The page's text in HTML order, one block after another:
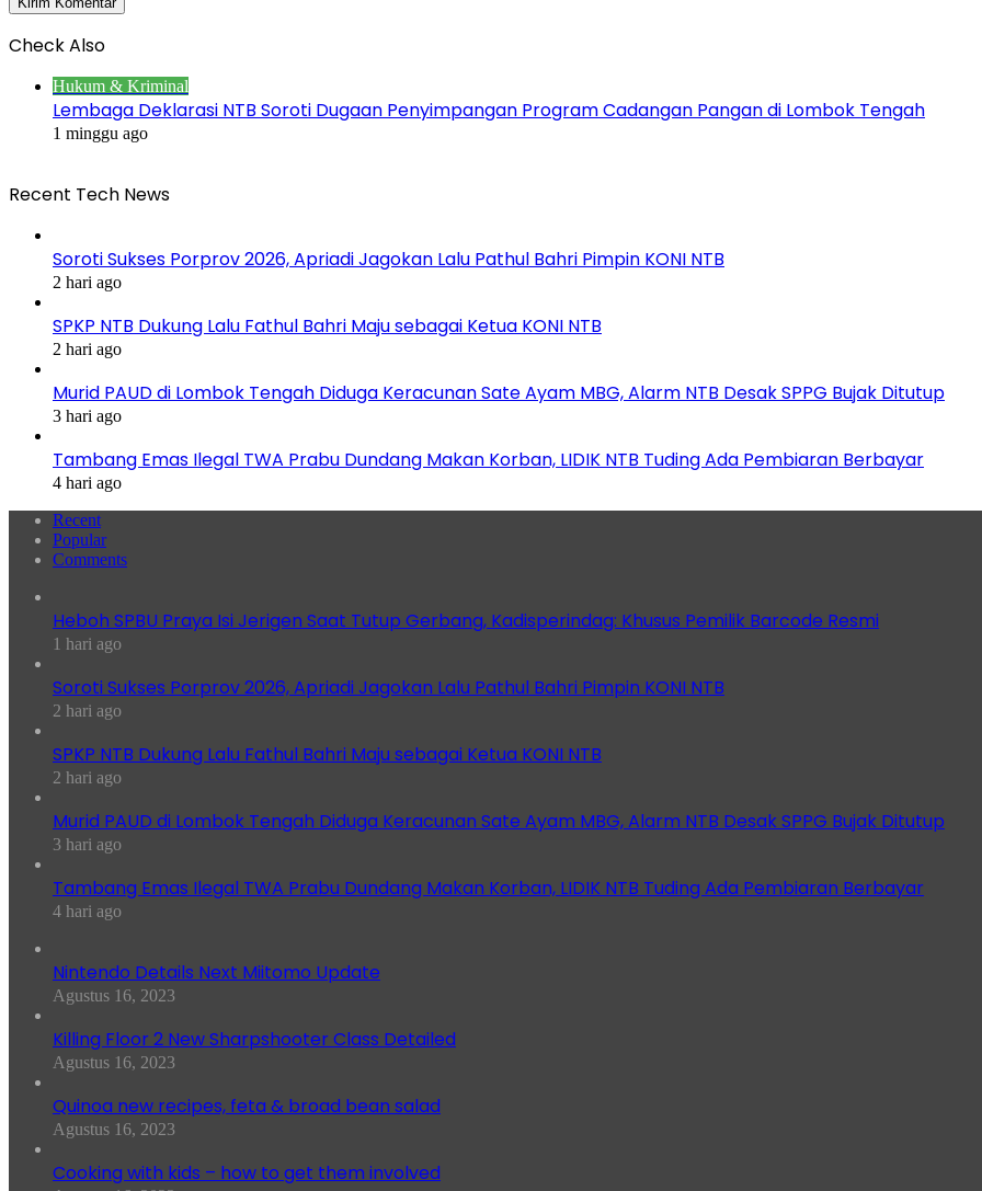
Check Also
Hukum & Kriminal
Lembaga Deklarasi NTB Soroti Dugaan Penyimpangan Program Cadangan Pangan di Lombok Tengah
1 minggu ago
Recent Tech News
Soroti Sukses Porprov 2026, Apriadi Jagokan Lalu Pathul Bahri Pimpin KONI NTB
2 hari ago
SPKP NTB Dukung Lalu Fathul Bahri Maju sebagai Ketua KONI NTB
2 hari ago
Murid PAUD di Lombok Tengah Diduga Keracunan Sate Ayam MBG, Alarm NTB Desak SPPG Bujak Ditutup
3 hari ago
Tambang Emas Ilegal TWA Prabu Dundang Makan Korban, LIDIK NTB Tuding Ada Pembiaran Berbayar
4 hari ago
Recent
Popular
Comments
Heboh SPBU Praya Isi Jerigen Saat Tutup Gerbang, Kadisperindag: Khusus Pemilik Barcode Resmi
1 hari ago
Soroti Sukses Porprov 2026, Apriadi Jagokan Lalu Pathul Bahri Pimpin KONI NTB
2 hari ago
SPKP NTB Dukung Lalu Fathul Bahri Maju sebagai Ketua KONI NTB
2 hari ago
Murid PAUD di Lombok Tengah Diduga Keracunan Sate Ayam MBG, Alarm NTB Desak SPPG Bujak Ditutup
3 hari ago
Tambang Emas Ilegal TWA Prabu Dundang Makan Korban, LIDIK NTB Tuding Ada Pembiaran Berbayar
4 hari ago
Nintendo Details Next Miitomo Update
Agustus 16, 2023
Killing Floor 2 New Sharpshooter Class Detailed
Agustus 16, 2023
Quinoa new recipes, feta & broad bean salad
Agustus 16, 2023
Cooking with kids – how to get them involved